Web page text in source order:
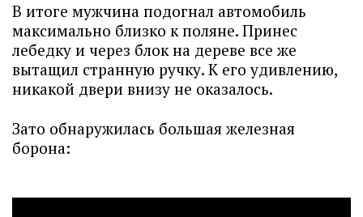
В итоге мужчина подогнал автомобиль
максимально близко к поляне. Принес
лебедку и через блок на дереве все же
вытащил странную ручку. К его удивлению,
никакой двери внизу не оказалось.
Зато обнаружилась большая железная
борона: